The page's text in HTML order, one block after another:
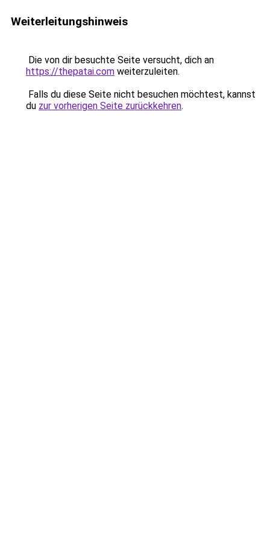
Weiterleitungshinweis
Die von dir besuchte Seite versucht, dich an
https://thepatai.com weiterzuleiten.
Falls du diese Seite nicht besuchen möchtest, kannst
du zur vorherigen Seite zurückkehren.